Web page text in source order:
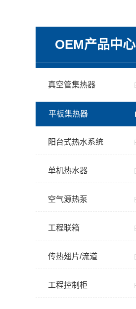
OEM产品中心
真空管集热器
平板集热器
阳台式热水系统
单机热水器
空气源热泵
工程联箱
传热翅片/流道
工程控制柜